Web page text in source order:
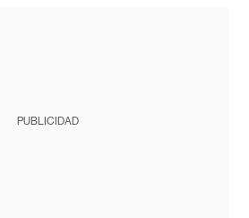
PUBLICIDAD